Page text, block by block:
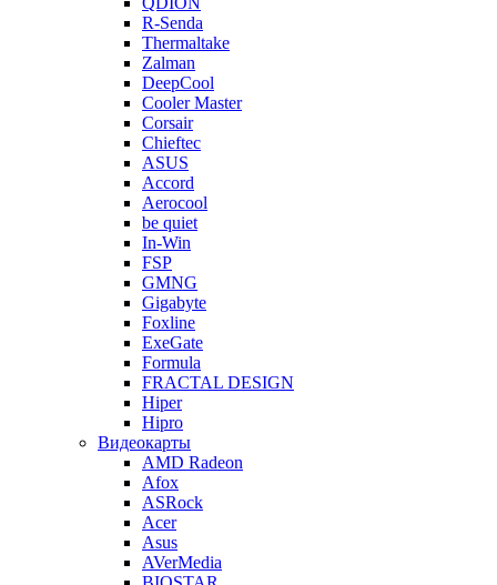
R-Senda
Thermaltake
Zalman
DeepCool
Cooler Master
Corsair
Chieftec
ASUS
Accord
Aerocool
be quiet
In-Win
FSP
GMNG
Gigabyte
Foxline
ExeGate
Formula
FRACTAL DESIGN
Hiper
Hipro
Видеокарты
AMD Radeon
Afox
ASRock
Acer
Asus
AVerMedia